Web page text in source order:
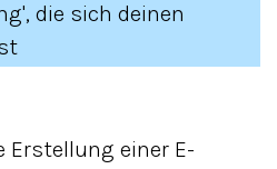
die sich deinen
Erstellung einer E-